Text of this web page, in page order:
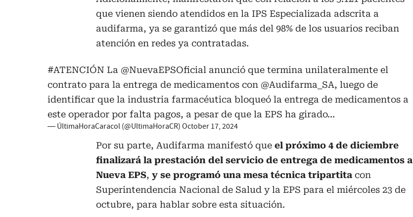
que vienen siendo atendidos en la IPS Especializada adscrita a
audifarma, ya se garantizó que más del 98% de los usuarios reciban
atención en redes ya contratadas.
#ATENCIÓN La @NuevaEPSOficial anunció que termina unilateralmente el
contrato para la entrega de medicamentos con @Audifarma_SA, luego de
identificar que la industria farmacéutica bloqueó la entrega de medicamentos a
este operador por falta pagos, a pesar de que la EPS ha girado…
— ÚltimaHoraCaracol (@UltimaHoraCR) October 17, 2024
Por su parte, Audifarma manifestó que el próximo 4 de diciembre
finalizará la prestación del servicio de entrega de medicamentos a
Nueva EPS, y se programó una mesa técnica tripartita con
Superintendencia Nacional de Salud y la EPS para el miércoles 23 de
octubre, para hablar sobre esta situación.